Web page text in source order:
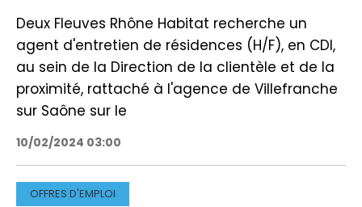
Deux Fleuves Rhône Habitat recherche un
agent d'entretien de résidences (H/F), en CDI,
au sein de la Direction de la clientèle et de la
proximité, rattaché à l'agence de Villefranche
sur Saône sur le
10/02/2024 03:00
OFFRES D'EMPLOI